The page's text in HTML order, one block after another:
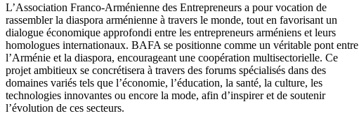
L’Association Franco-Arménienne des Entrepreneurs a pour vocation de
rassembler la diaspora arménienne à travers le monde, tout en favorisant un
dialogue économique approfondi entre les entrepreneurs arméniens et leurs
homologues internationaux. BAFA se positionne comme un véritable pont entre
l’Arménie et la diaspora, encourageant une coopération multisectorielle. Ce
projet ambitieux se concrétisera à travers des forums spécialisés dans des
domaines variés tels que l’économie, l’éducation, la santé, la culture, les
technologies innovantes ou encore la mode, afin d’inspirer et de soutenir
l’évolution de ces secteurs.